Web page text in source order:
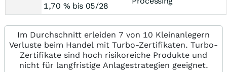
1,70 % bis 05/28
Im Durchschnitt erleiden 7 von 10 Kleinanlegern
Verluste beim Handel mit Turbo-Zertifikaten. Turbo-
Zertifikate sind hoch risikoreiche Produkte und
nicht für langfristige Anlagestrategien geeignet.